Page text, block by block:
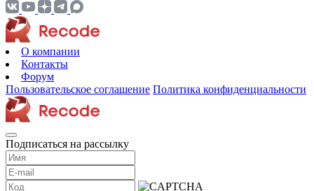
О компании
Контакты
Форум
Пользовательское соглашение Политика конфиденциальности
Подписаться на рассылку